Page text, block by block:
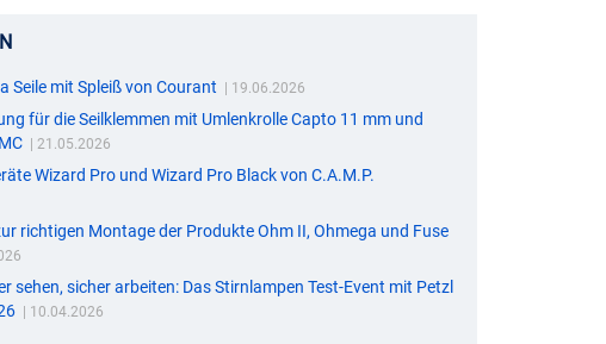
Seile mit Spleiß von Courant | 19.06.2026
für die Seilklemmen mit Umlenkrolle Capto 11 mm und
| 21.05.2026
Wizard Pro und Wizard Pro Black von C.A.M.P.
richtigen Montage der Produkte Ohm II, Ohmega und Fuse
sehen, sicher arbeiten: Das Stirnlampen Test-Event mit Petzl
| 10.04.2026